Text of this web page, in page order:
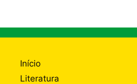
Início
Literatura